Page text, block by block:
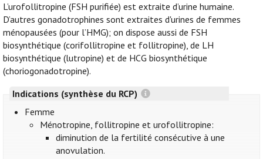
L’urofollitropine (FSH purifiée) est extraite d’urine humaine.
D’autres gonadotrophines sont extraites d'urines de femmes
ménopausées (pour l’HMG); on dispose aussi de FSH
biosynthétique (corifollitropine et follitropine), de LH
biosynthétique (lutropine) et de HCG biosynthétique
(choriogonadotropine).
Indications (synthèse du RCP)
Femme
Ménotropine, follitropine et urofollitropine:
diminution de la fertilité consécutive à une
anovulation.